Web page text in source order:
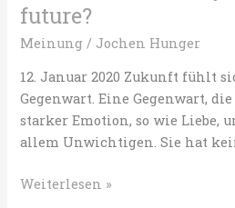
future?
Meinung / Jochen Hunger
12. Januar 2020 Zukunft fühlt
Gegenwart. Eine Gegenwart,
starker Emotion, so wie Liebe,
allem Unwichtigen. Sie hat
Auf
Weiterlesen »